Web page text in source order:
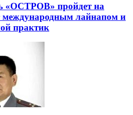
«ОСТРОВ» пройдет на
международным лайнапом и
практик